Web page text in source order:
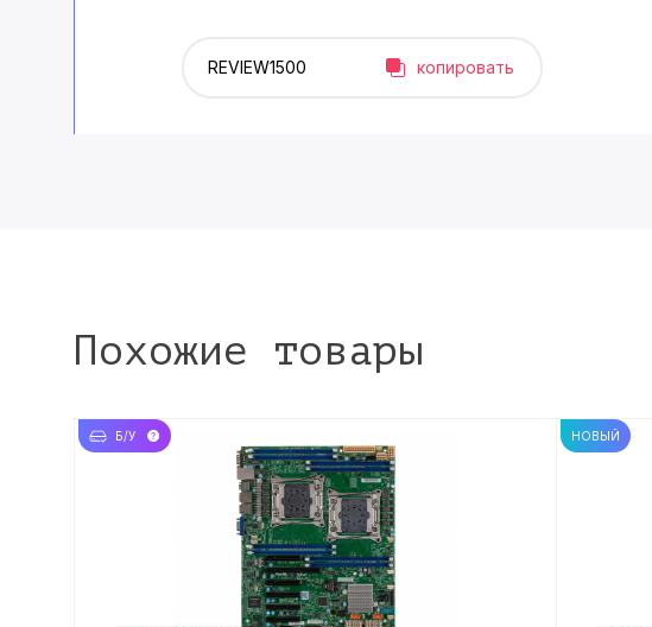
копировать
Похожие товары
Б/У НОВЫЙ